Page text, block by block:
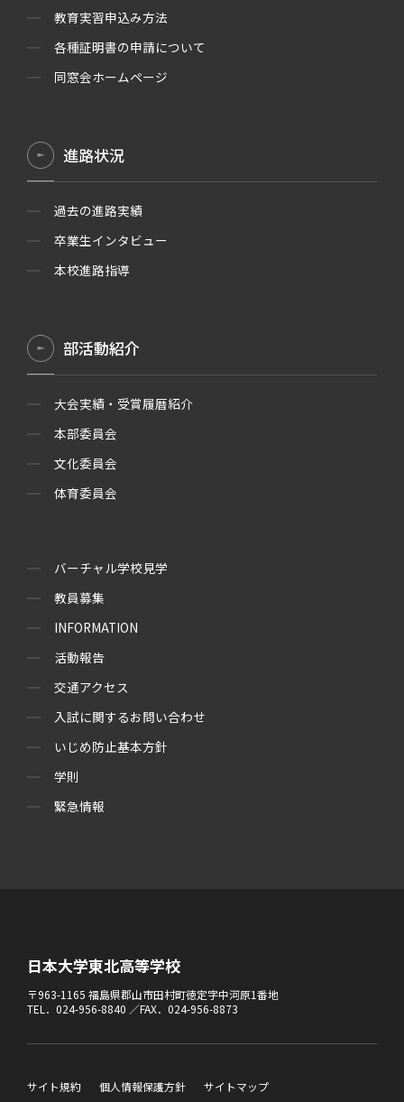
教育実習申込み方法
各種証明書の申請について
同窓会ホームページ
進路状況
過去の進路実績
卒業生インタビュー
本校進路指導
部活動紹介
大会実績・受賞履暦紹介
本部委員会
文化委員会
体育委員会
バーチャル学校見学
教員募集
INFORMATION
活動報告
交通アクセス
入試に関するお問い合わせ
いじめ防止基本方針
学則
緊急情報
日本大学東北高等学校
〒963-1165 福島県郡山市田村町徳定字中河原1番地
TEL．024-956-8840 ／FAX．024-956-8873
サイト規約 個人情報保護方針 サイトマップ